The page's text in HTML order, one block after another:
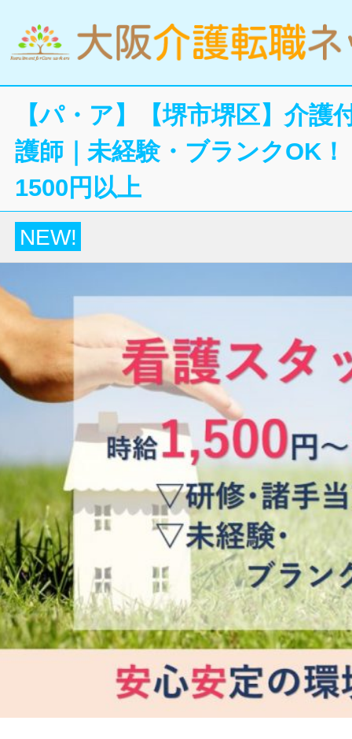
【パ・ア】【堺市堺区】介護
護師｜未経験・ブランクOK
1500円以上
NEW!